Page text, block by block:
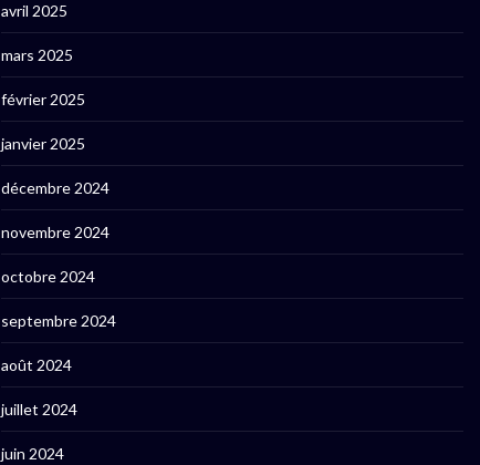
avril 2025
mars 2025
février 2025
janvier 2025
décembre 2024
novembre 2024
octobre 2024
septembre 2024
août 2024
juillet 2024
juin 2024